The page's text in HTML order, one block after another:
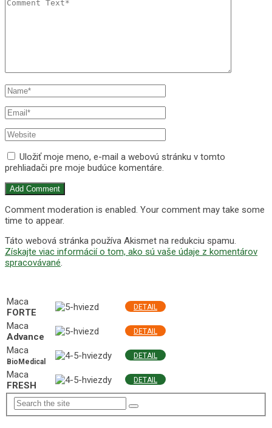
Uložiť moje meno, e-mail a webovú stránku v tomto
prehliadači pre moje budúce komentáre.
Comment moderation is enabled. Your comment may take some
time to appear.
Táto webová stránka používa Akismet na redukciu spamu.
Získajte viac informácií o tom, ako sú vaše údaje z komentárov
spracovávané.
Maca
FORTE
DETAIL
Maca
Advance
DETAIL
Maca
BioMedical
DETAIL
Maca
FRESH
DETAIL